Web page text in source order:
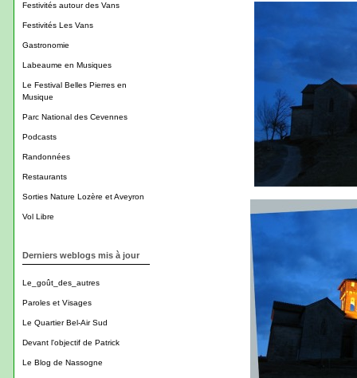
Festivités autour des Vans
Festivités Les Vans
Gastronomie
Labeaume en Musiques
Le Festival Belles Pierres en
Musique
Parc National des Cevennes
Podcasts
Randonnées
Restaurants
Sorties Nature Lozère et Aveyron
Vol Libre
Derniers weblogs mis à jour
Le_goût_des_autres
Paroles et Visages
Le Quartier Bel-Air Sud
Devant l'objectif de Patrick
Le Blog de Nassogne